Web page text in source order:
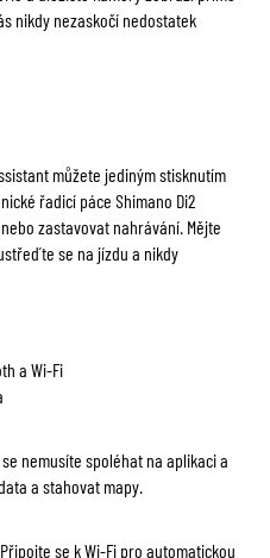
nikdy nezaskočí nedostatek
můžete jediným stisknutím
řadicí páce Shimano Di2
zastavovat nahrávání. Mějte
se na jízdu a nikdy
a Wi-Fi
nemusíte spoléhat na aplikaci a
a stahovat mapy.
se k Wi-Fi pro automatickou